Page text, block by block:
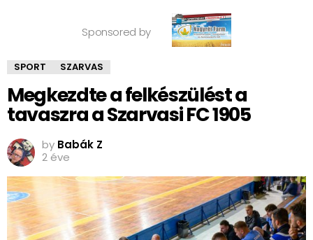
Sponsored by
SPORT SZARVAS
Megkezdte a felkészülést a
tavaszra a Szarvasi FC 1905
by Babák Z
2 éve